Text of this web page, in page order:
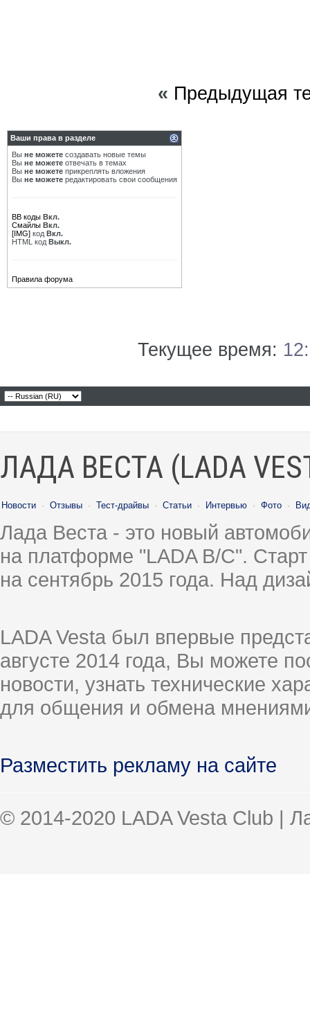
« Предыдущая
Ваши права в разделе
Вы не можете создавать новые темы
Вы не можете отвечать в темах
Вы не можете прикреплять вложения
Вы не можете редактировать свои сообщения
BB коды Вкл.
Смайлы Вкл.
[IMG] код Вкл.
HTML код Выкл.
Правила форума
Текущее время:
ЛАДА ВЕСТА (LADA
Новости · Отзывы · Тест-драйвы · Статьи · Интервью · Фото ·
Лада Веста - это новый
на платформе "LADA B/C".
на сентябрь 2015 года. Над
LADA Vesta был впервые
августе 2014 года, Вы можете
новости, узнать технические
для общения и обмена
Разместить рекламу на сайте
© 2014-2020 LADA Vesta Club |